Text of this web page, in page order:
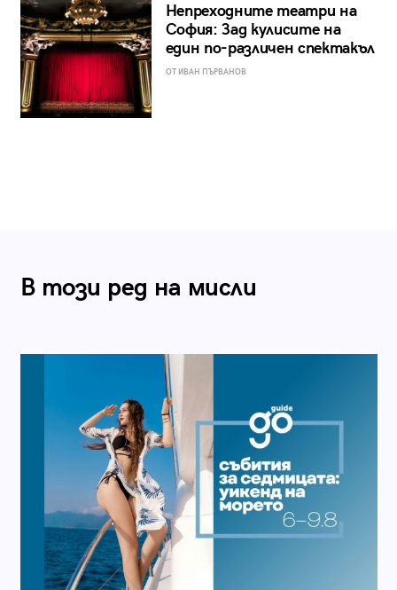
Непреходните театри на
София: Зад кулисите на
един по-различен спектакъл
ОТ ИВАН ПЪРВАНОВ
В този ред на мисли